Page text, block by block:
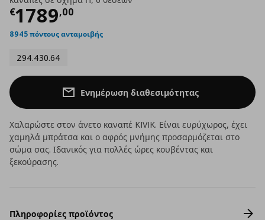
€1789,00
Τρέχουσα τιμή
8945 πόντους ανταμοιβής
294.430.64
Ενημέρωση διαθεσιμότητας
Χαλαρώστε στον άνετο καναπέ KIVIK. Είναι ευρύχωρος, έχει
χαμηλά μπράτσα και ο αφρός μνήμης προσαρμόζεται στο
σώμα σας. Ιδανικός για πολλές ώρες κουβέντας και
ξεκούρασης.
Πληροφορίες προϊόντος